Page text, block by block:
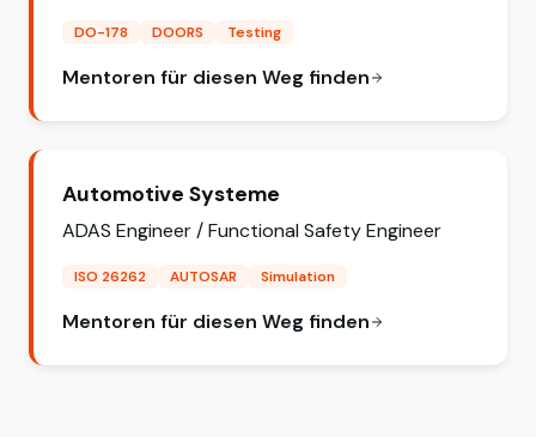
DO-178 DOORS Testing
Mentoren für diesen Weg finden
Automotive Systeme
ADAS Engineer / Functional Safety Engineer
ISO 26262 AUTOSAR Simulation
Mentoren für diesen Weg finden